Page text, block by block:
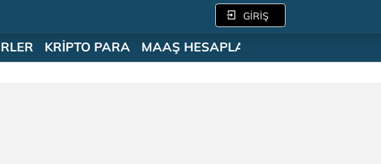
GİRİŞ
KRİPTO PARA MAAŞ HESAPLAMA